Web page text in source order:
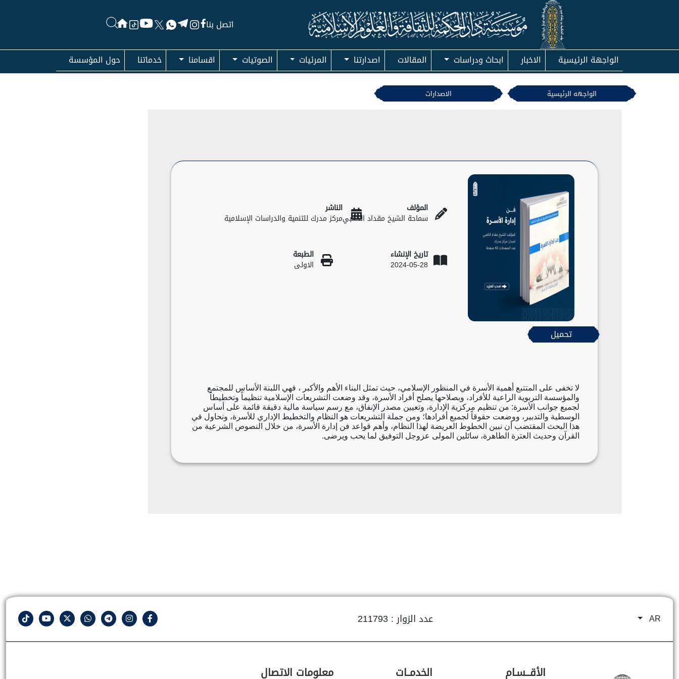
اتصل بنا
الواجهة الرئيسية الاخبار ابحاث ودراسات المقالات اصدارتنا المرئيات الصوتيات اقسامنا خدماتنا حول المؤسسة
الواجهه الرئيسية الاصدارات
المؤلف
سماحة الشيخ مقداد الكعبي
تاريخ الإنشاء
2024-05-28
الناشر
مركز مدرك للتنمية والدراسات الإسلامية
الطبعة
الاولى
تحميل
لا تخفى على المتتبع أهمية الأسرة في المنظور الإسلامي، حيث تمثل البناء الأهم والأكبر ، فهي اللبنة الأساس للمجتمع
والمؤسسة التربوية الراعية للأفراد، وبصلاحها يصلح أفراد الأسرة، وقد وضعت التشريعات الإسلامية تنظيماً وتخطيطاً
لجميع جوانب الأسرة: من تنظيم مركزية الإدارة، وتعيين مصدر الإنفاق، مع رسم سياسة مالية دقيقة قائمة على أساس
الوسطية والتدبير، ووضعت حقوقاً لجميع أفرادها؛ ومن جملة التشريعات هو النظام والتخطيط الإداري للأسرة، ونحاول في
هذا البحث المقتضب أن نبين الخطوط العريضة لهذا النظام، وأهم قواعد فن إدارة الأسرة، من خلال النصوص الشرعية من
القرآن وحديث العترة الطاهرة، سائلين المولى عزوجل التوفيق لما يحب ويرضى.
AR عدد الزوار : 211793
الأقـــسـام الخدمــات معلومات الاتصال